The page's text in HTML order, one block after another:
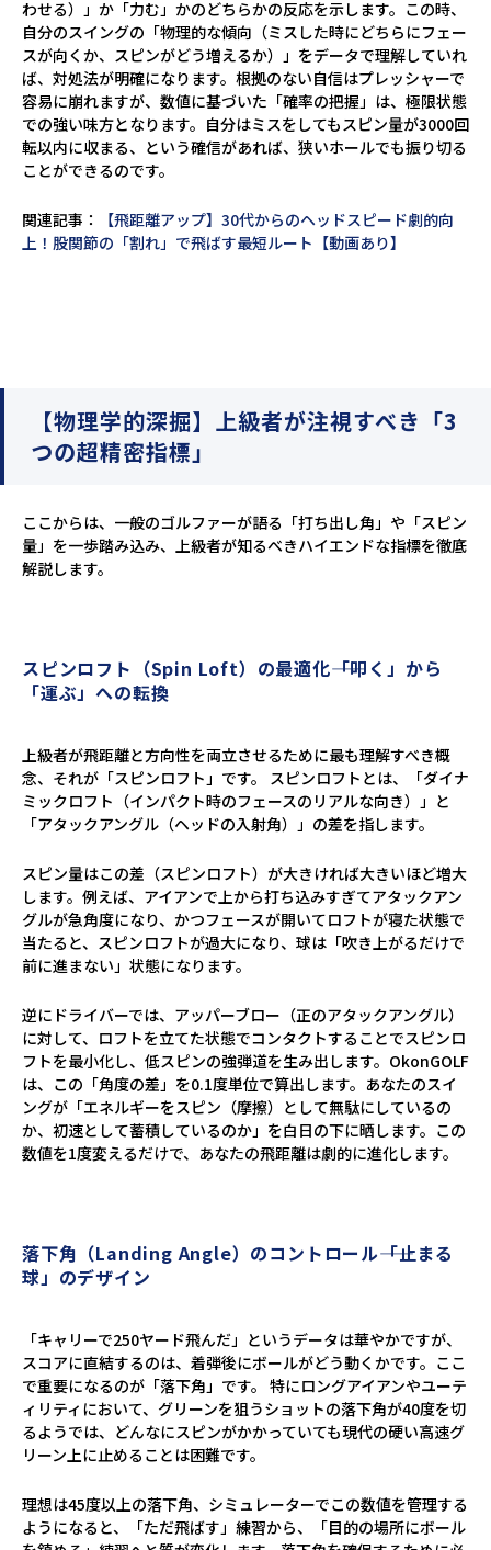
わせる）」か「力む」かのどちらかの反応を示します。この時、
自分のスイングの「物理的な傾向（ミスした時にどちらにフェー
スが向くか、スピンがどう増えるか）」をデータで理解していれ
ば、対処法が明確になります。根拠のない自信はプレッシャーで
容易に崩れますが、数値に基づいた「確率の把握」は、極限状態
での強い味方となります。自分はミスをしてもスピン量が3000回
転以内に収まる、という確信があれば、狭いホールでも振り切る
ことができるのです。
関連記事：
【飛距離アップ】30代からのヘッドスピード劇的向
上！股関節の「割れ」で飛ばす最短ルート【動画あり】
【物理学的深掘】上級者が注視すべき「3
つの超精密指標」
ここからは、一般のゴルファーが語る「打ち出し角」や「スピン
量」を一歩踏み込み、上級者が知るべきハイエンドな指標を徹底
解説します。
スピンロフト（Spin Loft）の最適化――「叩く」から
「運ぶ」への転換
上級者が飛距離と方向性を両立させるために最も理解すべき概
念、それが「スピンロフト」です。 スピンロフトとは、「ダイナ
ミックロフト（インパクト時のフェースのリアルな向き）」と
「アタックアングル（ヘッドの入射角）」の差を指します。
スピン量はこの差（スピンロフト）が大きければ大きいほど増大
します。例えば、アイアンで上から打ち込みすぎてアタックアン
グルが急角度になり、かつフェースが開いてロフトが寝た状態で
当たると、スピンロフトが過大になり、球は「吹き上がるだけで
前に進まない」状態になります。
逆にドライバーでは、アッパーブロー（正のアタックアングル）
に対して、ロフトを立てた状態でコンタクトすることでスピンロ
フトを最小化し、低スピンの強弾道を生み出します。OkonGOLF
は、この「角度の差」を0.1度単位で算出します。あなたのスイ
ングが「エネルギーをスピン（摩擦）として無駄にしているの
か、初速として蓄積しているのか」を白日の下に晒します。この
数値を1度変えるだけで、あなたの飛距離は劇的に進化します。
落下角（Landing Angle）のコントロール――「止まる
球」のデザイン
「キャリーで250ヤード飛んだ」というデータは華やかですが、
スコアに直結するのは、着弾後にボールがどう動くかです。ここ
で重要になるのが「落下角」です。 特にロングアイアンやユーテ
ィリティにおいて、グリーンを狙うショットの落下角が40度を切
るようでは、どんなにスピンがかかっていても現代の硬い高速グ
リーン上に止めることは困難です。
理想は45度以上の落下角、シミュレーターでこの数値を管理する
ようになると、「ただ飛ばす」練習から、「目的の場所にボール